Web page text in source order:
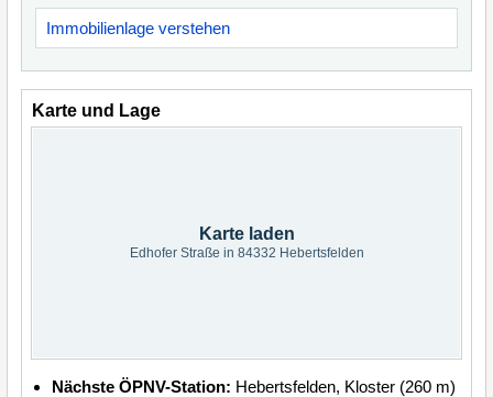
Immobilienlage verstehen
Karte und Lage
Karte laden
Edhofer Straße in 84332 Hebertsfelden
Nächste ÖPNV-Station: Hebertsfelden, Kloster (260 m)